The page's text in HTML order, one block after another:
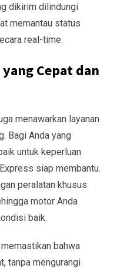
dikirim dilindungi
memantau status
real-time.
Cepat dan
menawarkan layanan
Bagi Anda yang
untuk keperluan
siap membantu.
peralatan khusus
motor Anda
baik.
bahwa
tanpa mengurangi